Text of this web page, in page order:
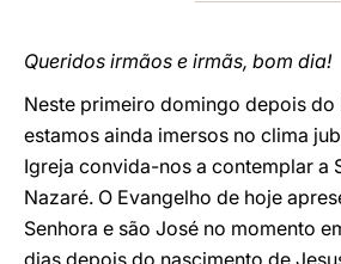
Queridos irmãos e irmãs, bom dia!
Neste primeiro domingo depois do
estamos ainda imersos no clima
Igreja convida-nos a contemplar a
Nazaré. O Evangelho de hoje
Senhora e são José no momento
dias depois do nascimento de